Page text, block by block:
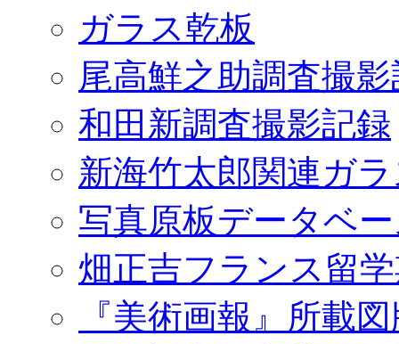
ガラス乾板
尾高鮮之助調査撮
和田新調査撮影記録
新海竹太郎関連ガ
写真原板データベ
畑正吉フランス留
『美術画報』所載